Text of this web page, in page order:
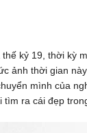
kỷ 19, thời kỳ
ảnh thời gian
mình của
ra cái đẹp